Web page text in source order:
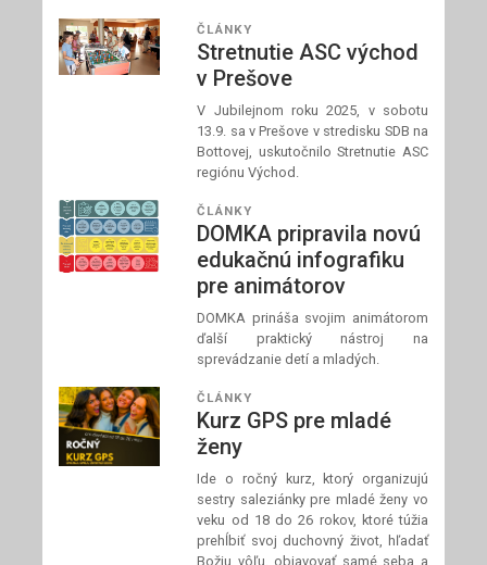
ČLÁNKY
Stretnutie ASC východ
v Prešove
V Jubilejnom roku 2025, v sobotu
13.9. sa v Prešove v stredisku SDB na
Bottovej, uskutočnilo Stretnutie ASC
regiónu Východ.
ČLÁNKY
DOMKA pripravila novú
edukačnú infografiku
pre animátorov
DOMKA prináša svojim animátorom
ďalší praktický nástroj na
sprevádzanie detí a mladých.
ČLÁNKY
Kurz GPS pre mladé
ženy
Ide o ročný kurz, ktorý organizujú
sestry saleziánky pre mladé ženy vo
veku od 18 do 26 rokov, ktoré túžia
prehĺbiť svoj duchovný život, hľadať
Božiu vôľu, objavovať samé seba a